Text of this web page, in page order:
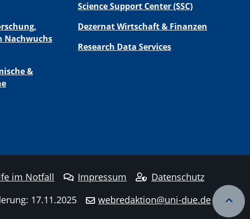
Nachwuchs
&
Science Support Center (SSC)
Dezernat Wirtschaft & Finanzen
Research Data Services
im Notfall Impressum
Datenschutz
17.11.2025 webredaktion@uni-due.de